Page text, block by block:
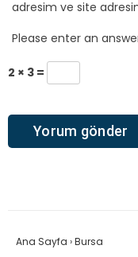
adresim ve site
Please enter an
2 × 3 =
Ana Sayfa ›Bursa